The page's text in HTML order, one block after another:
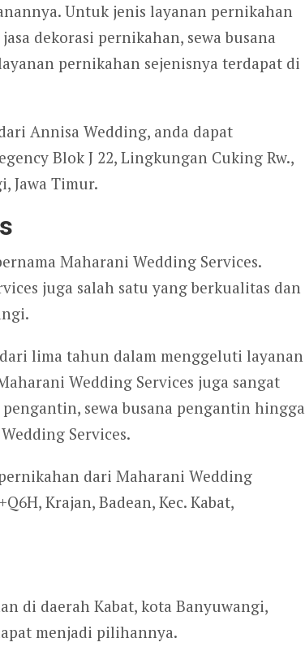
Untuk jenis layanan pernikahan
dekorasi pernikahan, sewa busana
pernikahan sejenisnya terdapat di
Annisa Wedding, anda dapat
Blok J 22, Lingkungan Cuking Rw.,
Jawa Timur.
Maharani Wedding Services.
juga salah satu yang berkualitas dan
lima tahun dalam menggeluti layanan
Wedding Services juga sangat
sewa busana pengantin hingga
Services.
dari Maharani Wedding
Krajan, Badean, Kec. Kabat,
di daerah Kabat, kota Banyuwangi,
menjadi pilihannya.